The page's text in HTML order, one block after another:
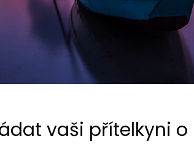
vaši přítelkyni o